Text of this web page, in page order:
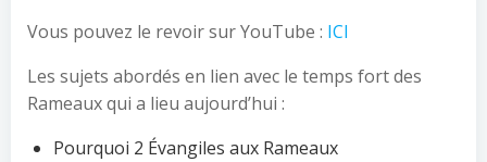
Vous pouvez le revoir sur YouTube : ICI
Les sujets abordés en lien avec le temps fort des
Rameaux qui a lieu aujourd’hui :
Pourquoi 2 Évangiles aux Rameaux